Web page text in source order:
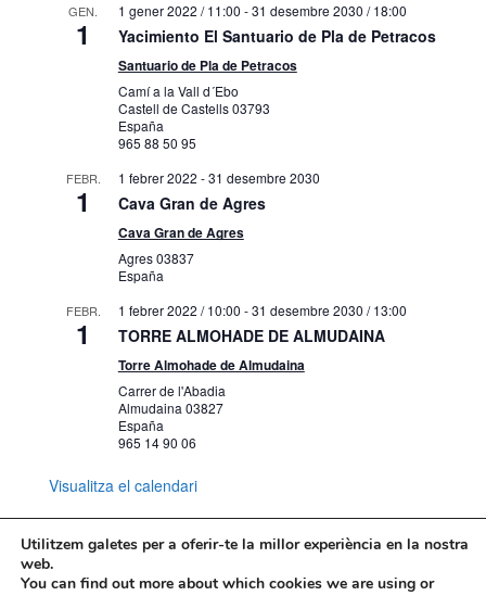
GEN.
1
1 gener 2022 / 11:00 -31 desembre 2030 / 18:00
Yacimiento El Santuario de Pla de Petracos
Santuario de Pla de Petracos
Camí a la Vall d´Ebo
Castell de Castells03793
España
965 88 50 95
FEBR.
1
1 febrer 2022 -31 desembre 2030
Cava Gran de Agres
Cava Gran de Agres
Agres03837
España
FEBR.
1
1 febrer 2022 / 10:00 -31 desembre 2030 / 13:00
TORRE ALMOHADE DE ALMUDAINA
Torre Almohade de Almudaina
Carrer de l'Abadia
Almudaina 03827
España
965 14 90 06
Visualitza el calendari
Mapa web Política de Privacidad
Utilitzem galetes per a oferir-te la millor experiència en la nostra
web.
You can find out more about which cookies we are using or